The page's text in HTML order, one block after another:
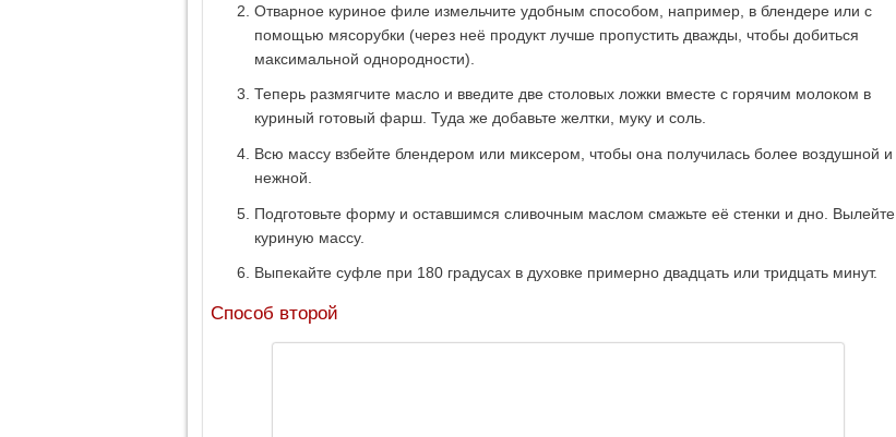
Отварное куриное филе измельчите удобным способом, например, в блендере или с
помощью мясорубки (через неё продукт лучше пропустить дважды, чтобы добиться
максимальной однородности).
Теперь размягчите масло и введите две столовых ложки вместе с горячим молоком в
куриный готовый фарш. Туда же добавьте желтки, муку и соль.
Всю массу взбейте блендером или миксером, чтобы она получилась более воздушной и
нежной.
Подготовьте форму и оставшимся сливочным маслом смажьте её стенки и дно. Вылейте
куриную массу.
Выпекайте суфле при 180 градусах в духовке примерно двадцать или тридцать минут.
Способ второй